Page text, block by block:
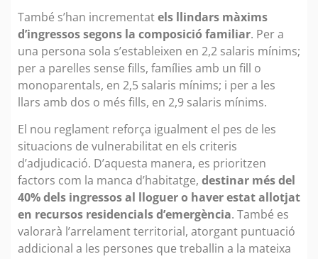
També s’han incrementatels llindars màxims
d’ingressos segons la composició familiar. Per a
una persona sola s’estableixen en 2,2 salaris mínims;
per a parelles sense fills, famílies amb un fill o
monoparentals, en 2,5 salaris mínims; i per a les
llars amb dos o més fills, en 2,9 salaris mínims.
El nou reglament reforça igualment el pes de les
situacions de vulnerabilitat en els criteris
d’adjudicació. D’aquesta manera, es prioritzen
factors com la manca d’habitatge, destinar més del
40% dels ingressos al lloguer o haver estat allotjat
en recursos residencials d’emergència. També es
valorarà l’arrelament territorial, atorgant puntuació
addicional a les persones que treballin a la mateixa